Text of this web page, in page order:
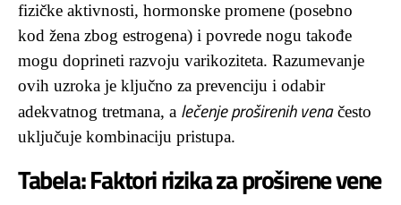
fizičke aktivnosti, hormonske promene (posebno
kod žena zbog estrogena) i povrede nogu takođe
mogu doprineti razvoju varikoziteta. Razumevanje
ovih uzroka je ključno za prevenciju i odabir
adekvatnog tretmana, a lečenje proširenih venačesto
uključuje kombinaciju pristupa.
Tabela: Faktori rizika za proširene vene